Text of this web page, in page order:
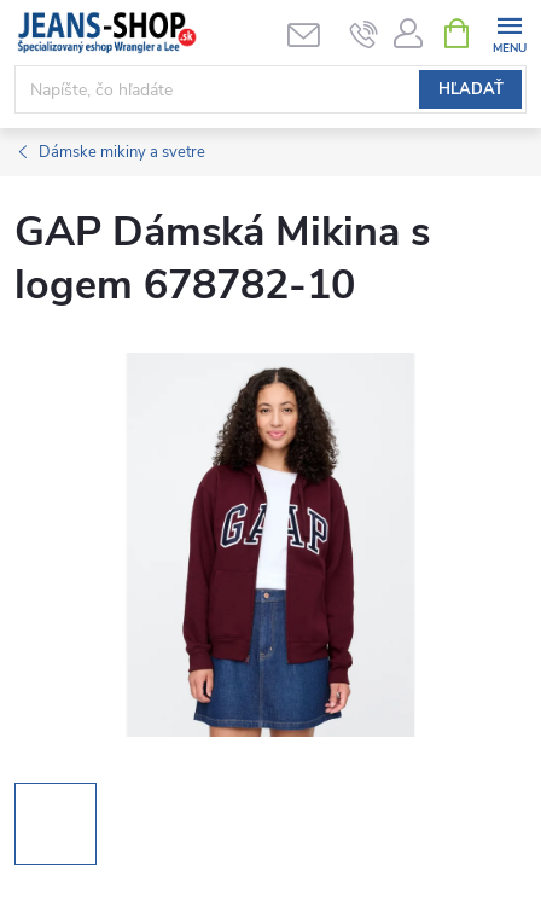
Prejsť
obsah
HĽADAŤ
KOŠÍK
Dámske mikiny a svetre
GAP Dámská Mikina s
logem 678782-10